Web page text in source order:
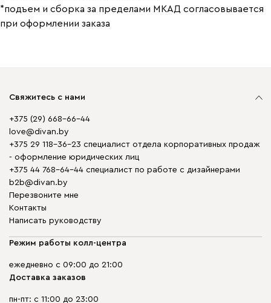
*подъем и сборка за пределами МКАД согласовывается
при оформлении заказа
Свяжитесь с нами
+375 (29) 668-66-44
love@divan.by
+375 29 118-36-23 специалист отдела корпоративных продаж
- оформление юридических лиц
+375 44 768-64-44 специалист по работе с дизайнерами
b2b@divan.by
Перезвоните мне
Контакты
Написать руководству
Режим работы колл-центра
ежедневно с 09:00 до 21:00
Доставка заказов
пн-пт: с 11:00 до 23:00